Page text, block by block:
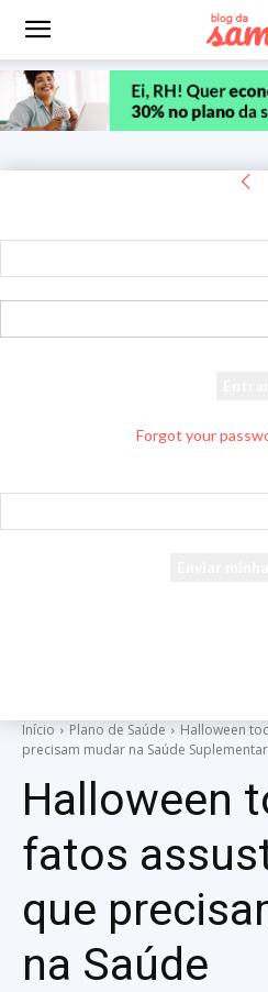
Forgot your
Início Plano de Saúde
Halloween
precisam mudar na Saúde Suplementar
Halloween
fatos
que
na Saúde